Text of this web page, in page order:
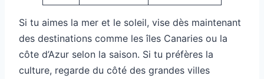
Si tu aimes la mer et le soleil, vise dès maintenant
des destinations comme les îles Canaries ou la
côte d’Azur selon la saison. Si tu préfères la
culture, regarde du côté des grandes villes